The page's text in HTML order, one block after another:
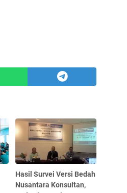
Hasil Survei Versi Bedah
Nusantara Konsultan,